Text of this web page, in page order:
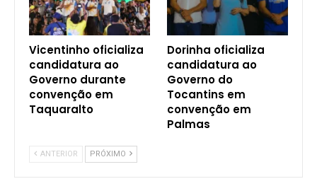
Vicentinho oficializa
candidatura ao
Governo durante
convenção em
Taquaralto
Dorinha oficializa
candidatura ao
Governo do
Tocantins em
convenção em
Palmas
ANTERIOR PRÓXIMO